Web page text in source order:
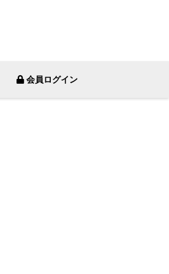
会員ログイン